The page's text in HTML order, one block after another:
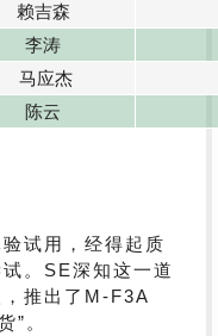
赖吉森
李涛
马应杰
陈云
试用，经得起质
。SE深知这一道
推出了M-F3A
”。